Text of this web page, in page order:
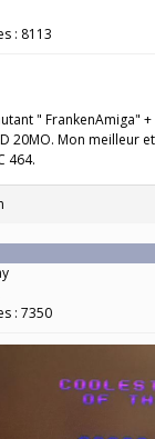
: 8113
" FrankenAmiga" +
20MO. Mon meilleur
464.
: 7350